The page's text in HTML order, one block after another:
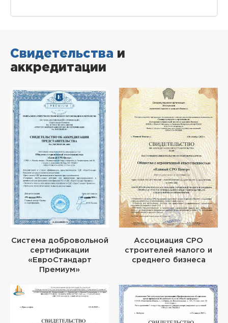
Свидетельства и
аккредитации
Система добровольной
сертификации
«ЕвроСтандарт
Премиум»
Ассоциация СРО
строителей малого и
среднего бизнеса